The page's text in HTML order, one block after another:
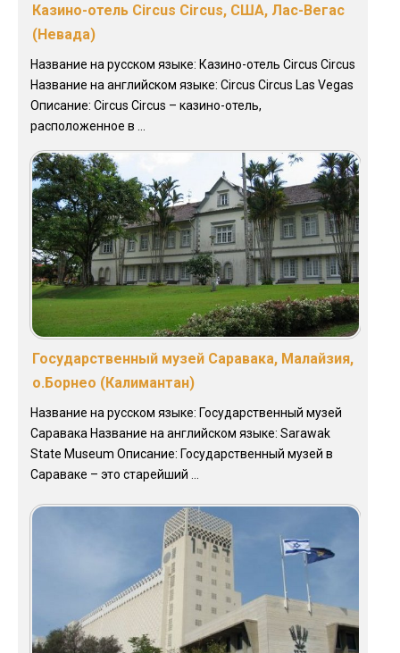
Казино-отель Circus Circus, США, Лас-Вегас
(Невада)
Название на русском языке: Казино-отель Circus Circus
Название на английском языке: Circus Circus Las Vegas
Описание: Circus Circus – казино-отель,
расположенное в ...
Государственный музей Саравака, Малайзия,
о.Борнео (Калимантан)
Название на русском языке: Государственный музей
Саравака Название на английском языке: Sarawak
State Museum Описание: Государственный музей в
Сараваке – это старейший ...